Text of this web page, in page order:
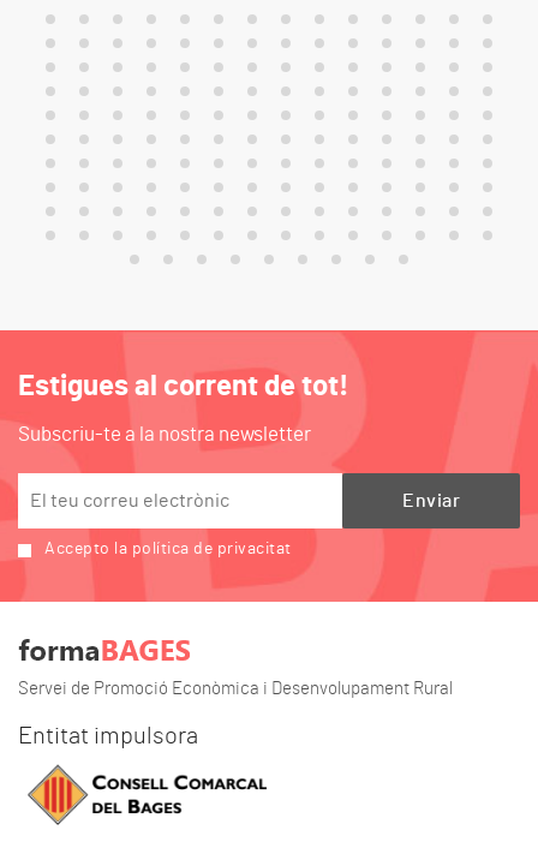
Estigues al corrent de tot!
Subscriu-te a la nostra newsletter
Accepto la política de privacitat
Servei de Promoció Econòmica i Desenvolupament Rural
Entitat impulsora